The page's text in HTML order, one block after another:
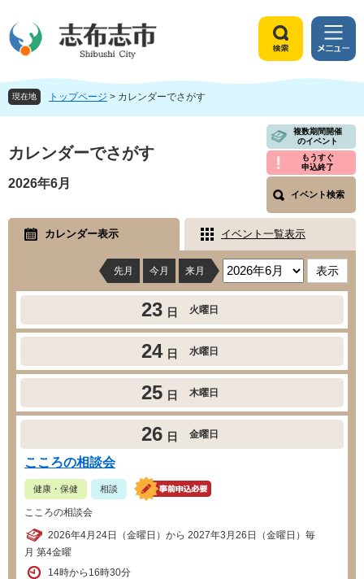
ジ
頭
ュ
飛
本
文
索
メ
ニ
ュ
現在地 トップページ > カレンダーでさがす
文
カレンダーでさがす
複数期間開催
のイベント
もうすぐ
申込終了
イベント検索
2026年6月
カレンダー表示 イベント一覧表示
先月 今月 来月
23 日 火曜日
24 日 水曜日
25 日 木曜日
26 日 金曜日
こころの相談会
健康・保健 相談
こころの相談会
2026年4月24日（金曜日）から 2027年3月26日（金曜日）毎
月 第4金曜
14時から16時30分